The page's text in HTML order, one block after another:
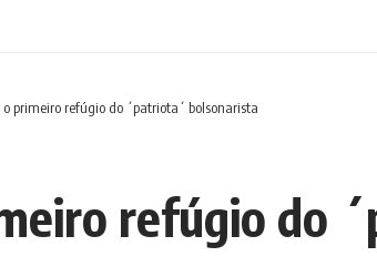
o primeiro refúgio do ´patriota´ bolsonarista
refúgio do